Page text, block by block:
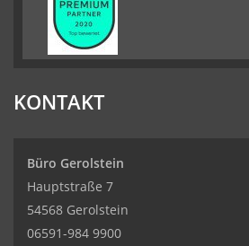
KONTAKT
Büro Gerolstein
Hauptstraße 7
54568 Gerolstein
06591-984 9900